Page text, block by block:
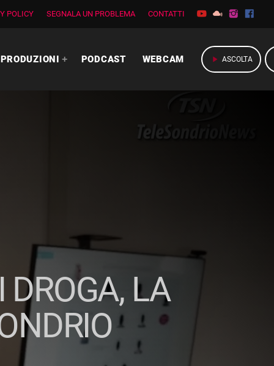
POLICY SEGNALA UN PROBLEMA CONTATTI
PRODUZIONI PODCAST WEBCAM play_arrow ASCOLTA
LA